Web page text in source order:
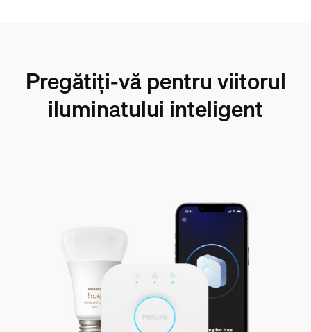
Pregătiți-vă pentru viitorul
iluminatului inteligent